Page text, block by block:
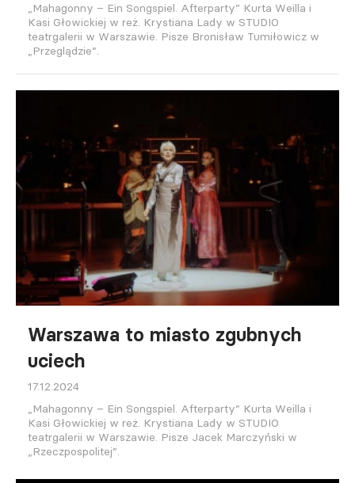
„Mahagonny – Ein Songspiel. Afterparty” Kurta Weilla i
Kasi Głowickiej w reż. Krystiana Lady w STUDIO
teatrgalerii w Warszawie. Pisze Bronisław Tumiłowicz w
„Przeglądzie”.
Warszawa to miasto zgubnych
uciech
17.12.2024
„Mahagonny – Ein Songspiel. Afterparty” Kurta Weilla i
Kasi Głowickiej w reż. Krystiana Lady w STUDIO
teatrgalerii w Warszawie. Pisze Jacek Marczyński w
„Rzeczpospolitej”.